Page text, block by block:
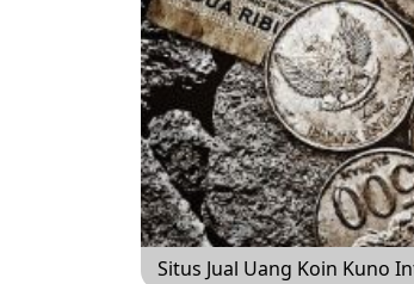
Situs Jual Uang Koin Kuno